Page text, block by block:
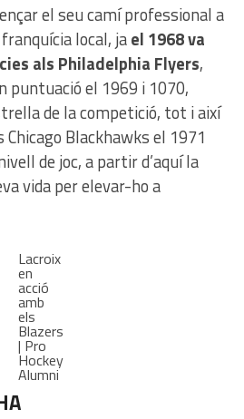
el seu camí professional a
local, jael 1968 va
als Philadelphia Flyers,
puntuació el 1969 i 1070,
de la competició, tot i així
Blackhawks el 1971
de joc, a partir d’aquí la
vida per elevar-ho a
Lacroix
en
acció
amb
els
Blazers
| Pro
Hockey
Alumni